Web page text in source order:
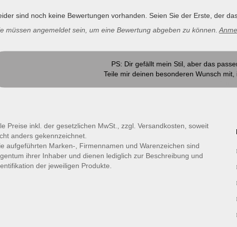
sind noch keine Bewertungen vorhanden. Seien Sie der Erste, der
müssen angemeldet sein, um eine Bewertung abgeben zu können.
PS: Dir gefällt mein Stil, aber das
Teile mir deinen besonderen Wunsch
Preise inkl. der gesetzlichen MwSt., zzgl. Versandkosten, soweit
anders gekennzeichnet.
aufgeführten Marken-, Firmennamen und Warenzeichen sind
ihrer Inhaber und dienen lediglich zur Beschreibung und
der jeweiligen Produkte.